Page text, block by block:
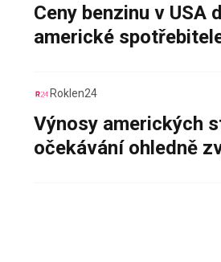
Ceny benzinu v
americké
Roklen24
Výnosy amerických
očekávání ohledně